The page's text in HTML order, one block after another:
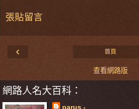
張貼留言
‹ 首頁
查看網路版
網路人名大百科：
parus -